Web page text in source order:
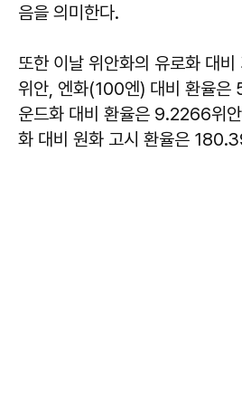
음을 의미한다.
또한 이날 위안화의 유로화 대
위안, 엔화(100엔) 대비 환율
운드화 대비 환율은 9.2266위
화 대비 원화 고시 환율은